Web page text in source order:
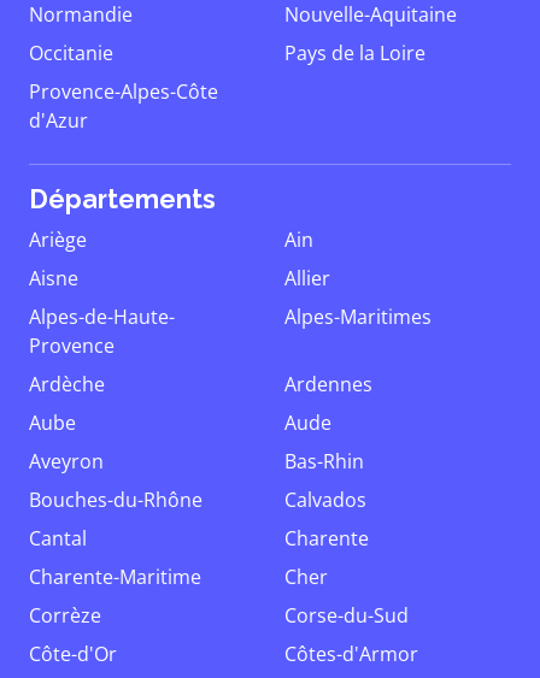
Normandie
Nouvelle-Aquitaine
Occitanie
Pays de la Loire
Provence-Alpes-Côte
d'Azur
Départements
Ariège
Ain
Aisne
Allier
Alpes-de-Haute-
Provence
Alpes-Maritimes
Ardèche
Ardennes
Aube
Aude
Aveyron
Bas-Rhin
Bouches-du-Rhône
Calvados
Cantal
Charente
Charente-Maritime
Cher
Corrèze
Corse-du-Sud
Côte-d'Or
Côtes-d'Armor